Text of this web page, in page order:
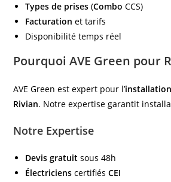
Types de prises (Combo CCS)
Facturation et tarifs
Disponibilité temps réel
Pourquoi AVE Green pour
AVE Green est expert pour l’
Rivian. Notre expertise garantit
Notre Expertise
Devis gratuit sous 48h
Électriciens certifiésCEI